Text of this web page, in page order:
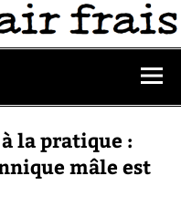
la pratique :
mâle est